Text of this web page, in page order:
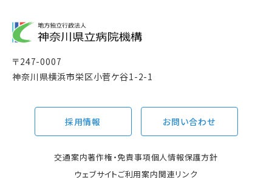
〒247-0007
神奈川県横浜市栄区小菅ケ谷1-2-1
採用情報 お問い合わせ
交通案内著作権・免責事項個人情報保護方針
ウェブサイトご利用案内関連リンク